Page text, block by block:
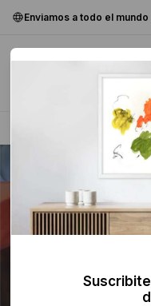
Enviamos a todo el mundo
Figurativa